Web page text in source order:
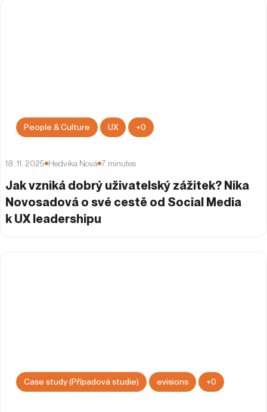
18. 11. 2025 Hedvika Nová 7 minutes
Jak vzniká dobrý uživatelský zážitek? Nika
Novosadová o své cestě od Social Media
k UX leadershipu
People & Culture UX +0
Case study (Případová studie) evisions +0